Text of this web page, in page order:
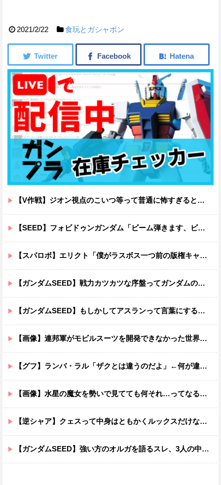
2021/2/22 食玩とガシャポン
【V作戦】ジオン視点のこいつ等って普通に怖すぎると思う…
【SEED】フォビドゥンガンダム「ビーム弾きます、ビーム曲げられます、空飛びます」←二世代目でこれ出来るのおかしいだろ
【スパロボ】エリクト「僕がラスボス一つ前の版権キャラ最後の敵ってちょっと荷が重すぎない？」
【ガンダムSEED】戦力カツカツな序盤ってガンダムの中だと割と珍しい気がする
【ガンダムSEED】もしかしてアスランって言葉にするのが下手なだけでめっちゃいい人なのでは？
【画像】連邦軍がモビルスーツを開発できなかった世界線のガンダムｗｗｗｗｗｗｗ
【グフ】ランバ・ラル「ザクとは違うのだよ」←何が違うの？
【画像】水星の魔女を勢いで見てても何それ…ってなる部分ｗｗｗｗｗｗｗｗ
【逆シャア】クェスって中身はともかくルックスだけなら最高だな
【ガンダムSEED】強い方のオルガを語るスレ、3人の中でも強化は一番されてない方